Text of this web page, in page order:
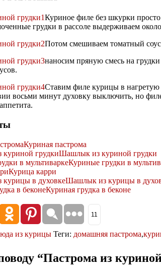
Куриное филе без шкурки
грудки в рассоле выдерживаем
Потом смешиваем томатный
наносим пряную смесь на
Ставим филе курицы в нагретую
восьми минут духовку выключить, но
Куриная пастрома
Шашлык из куриной грудки
Куриные грудки в
Курица карри
Шашлык из курицы в
Куриная грудка в беконе
11
из курицы Теги: домашняя пастрома,
“Пастрома из